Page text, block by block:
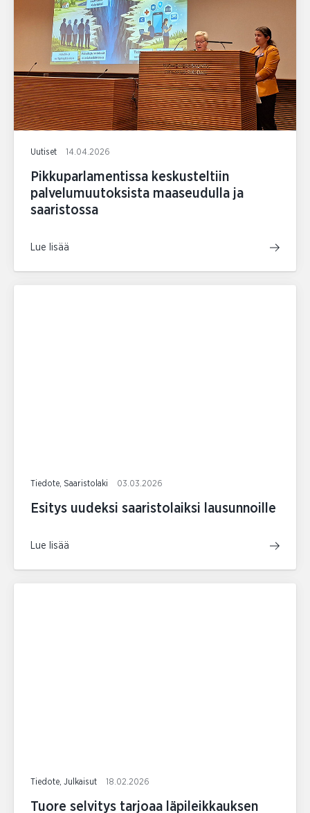
Uutiset 14.04.2026
Pikkuparlamentissa keskusteltiin
palvelumuutoksista maaseudulla ja
saaristossa
Lue lisää
Tiedote, Saaristolaki 03.03.2026
Esitys uudeksi saaristolaiksi lausunnoille
Lue lisää
Tiedote, Julkaisut 18.02.2026
Tuore selvitys tarjoaa läpileikkauksen